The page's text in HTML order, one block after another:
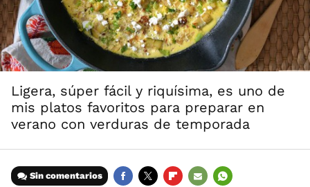
Ligera, súper fácil y riquísima, es uno de
mis platos favoritos para preparar en
verano con verduras de temporada
Sin comentarios